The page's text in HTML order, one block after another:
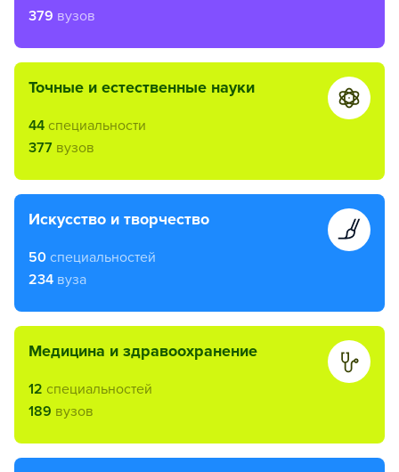
379 вузов
точные и естественные науки
44 специальности
377 вузов
искусство и творчество
50 специальностей
234 вуза
медицина и здравоохранение
12 специальностей
189 вузов